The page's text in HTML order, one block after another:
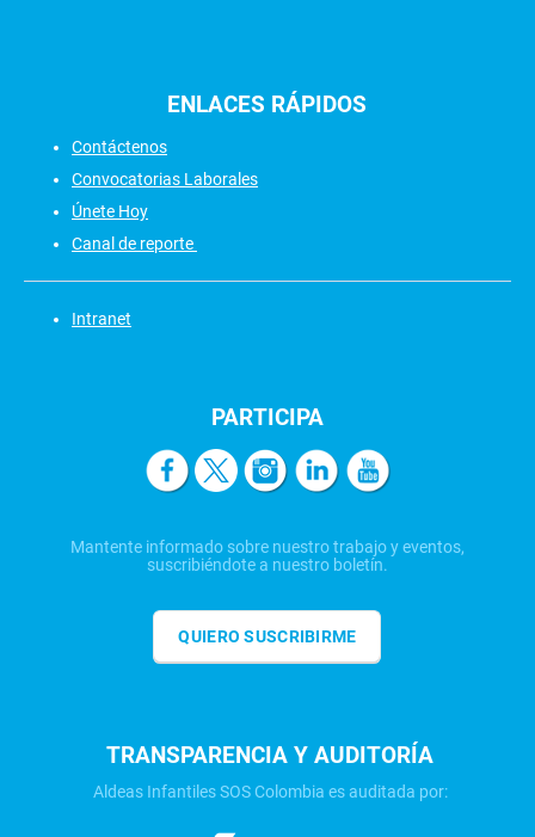
ENLACES RÁPIDOS
Contáctenos
Convocatorias Laborales
Únete Hoy
Canal de reporte
Intranet
PARTICIPA
Mantente informado sobre nuestro trabajo y eventos,
suscribiéndote a nuestro boletín.
QUIERO SUSCRIBIRME
TRANSPARENCIA Y AUDITORÍA
Aldeas Infantiles SOS Colombia es auditada por: